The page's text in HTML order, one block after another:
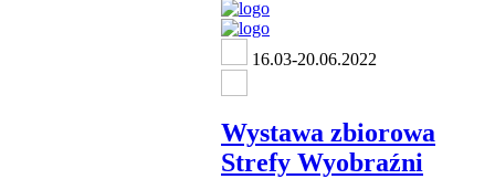
16.03-20.06.2022
Wystawa zbiorowa
Strefy Wyobraźni